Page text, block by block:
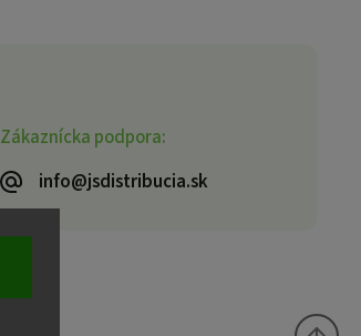
Zákaznícka podpora:
info@jsdistribucia.sk